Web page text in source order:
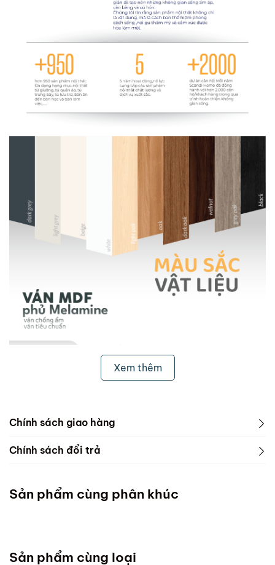
Xem thêm
Chính sách giao hàng
1. Freeship & Lắp đặt cho khách hàng các tỉnh thành
Miền Bắc
Đà Nẵng :Thứ 7 mỗi tuần ( Chốt đơn chậm nhất thứ
Chính sách đổi trả
Sản phẩm cùng phân khúc
Sản phẩm cùng loại